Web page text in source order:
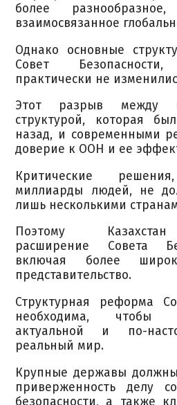
более
взаимосвязанное
Однако основные
Совет
практически не
Этот разрыв между
структурой, которая
назад, и современными
доверие к ООН и ее
Критические
миллиарды людей, не
лишь несколькими
Поэтому
расширение Совета
включая более
представительство.
Структурная реформа
необходима, чтобы
актуальной и по-
реальный мир.
Крупные державы
приверженность делу
безопасности, а также